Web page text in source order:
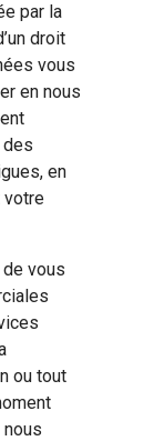
par la
droit
vous
en nous
des
en
votre
vous
ou tout